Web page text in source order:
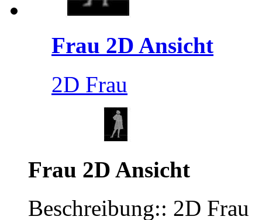
Frau 2D Ansicht
2D Frau
Frau 2D Ansicht
Beschreibung:: 2D Frau